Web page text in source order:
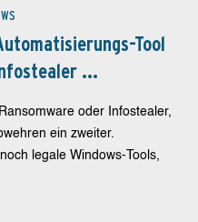
Tool
...
oder Infostealer,
ein zweiter.
legale Windows-Tools,